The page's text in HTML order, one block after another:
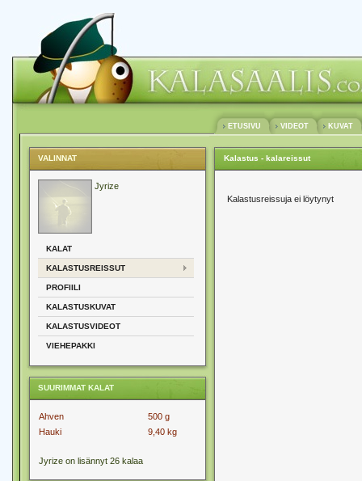
ETUSIVU VIDEOT KUVAT
VALINNAT
Jyrize
KALAT
KALASTUSREISSUT
PROFIILI
KALASTUSKUVAT
KALASTUSVIDEOT
VIEHEPAKKI
SUURIMMAT KALAT
Ahven
500 g
Hauki
9,40 kg
Jyrize on lisännyt 26 kalaa
Kalastus - kalareissut
Kalastusreissuja ei löytynyt